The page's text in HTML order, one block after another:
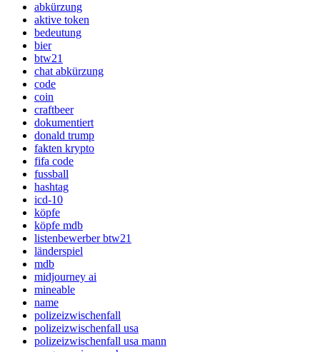
abkürzung
aktive token
bedeutung
bier
btw21
chat abkürzung
code
coin
craftbeer
dokumentiert
donald trump
fakten krypto
fifa code
fussball
hashtag
icd-10
köpfe
köpfe mdb
listenbewerber btw21
länderspiel
mdb
midjourney ai
mineable
name
polizeizwischenfall
polizeizwischenfall usa
polizeizwischenfall usa mann